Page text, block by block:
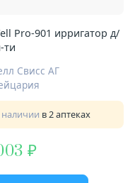
Pro-901 ирригатор д/
ти
Свисс АГ
наличии в 2 аптеках